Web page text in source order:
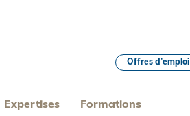
Expertises
Formations
Offres d’emploi